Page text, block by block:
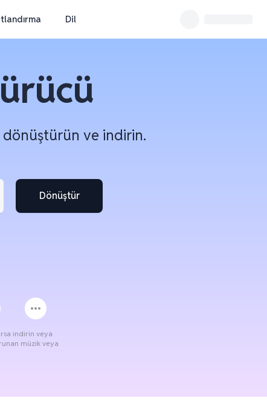
Dil
dönüştürün ve indirin.
Dönüştür
indirin veya
müzik veya